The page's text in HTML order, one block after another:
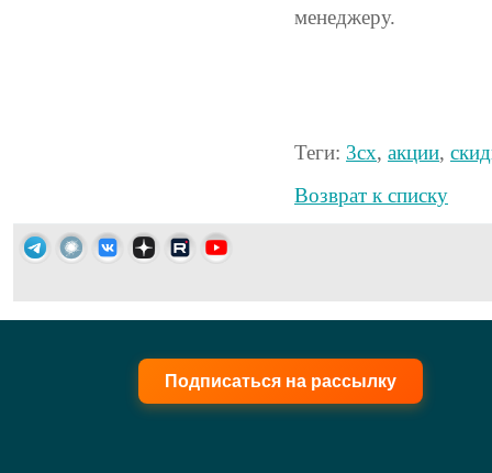
менеджеру.
Теги: 3cx, акции,
Возврат к списку
Подписаться на рассылку